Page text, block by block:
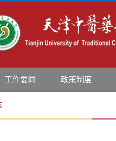
工作要闻 政策制度